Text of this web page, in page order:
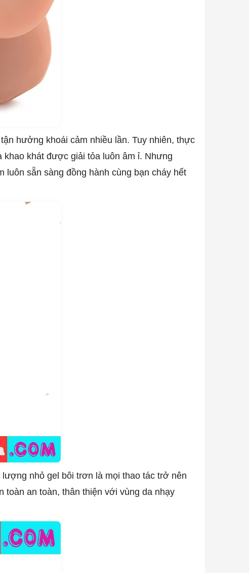
hưởng khoái cảm nhiều lần. Tuy nhiên, thực
khát được giải tỏa luôn âm ỉ. Nhưng
luôn sẵn sàng đồng hành cùng bạn cháy hết
nhỏ gel bôi trơn là mọi thao tác trở nên
toàn an toàn, thân thiện với vùng da nhạy